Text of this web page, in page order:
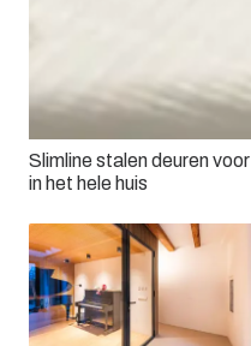
Slimline stalen deuren voor
in het hele huis